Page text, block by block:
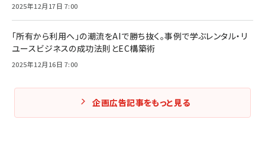
2025年12月17日 7:00
「所有から利用へ」の潮流をAIで勝ち抜く。事例で学ぶレンタル・リ
ユースビジネスの成功法則とEC構築術
2025年12月16日 7:00
企画広告記事をもっと見る